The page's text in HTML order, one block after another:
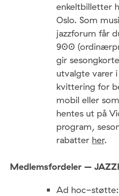
enkeltbilletter
Oslo. Som
jazzforum får
900
gir
utvalgte varer
kvittering for
mobil eller
hentes ut på
program,
rabatter her.
Medlemsfordeler –
Ad hoc-støtte: